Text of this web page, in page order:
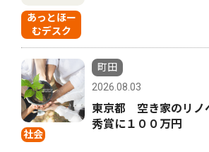
あっとほー
むデスク
社会
町田
2026.08.03
東京都 空き家のリ
秀賞に１００万円